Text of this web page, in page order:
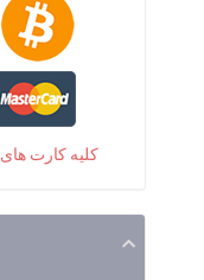
کلیه کارت های